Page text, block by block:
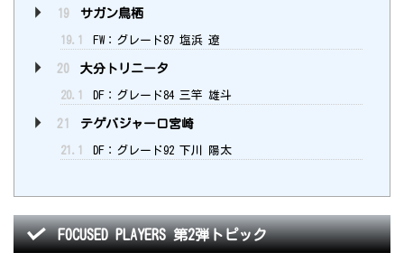
19 サガン鳥栖
19.1 FW：グレード87 塩浜 遼
20 大分トリニータ
20.1 DF：グレード84 三竿 雄斗
21 テゲバジャーロ宮崎
21.1 DF：グレード92 下川 陽太
FOCUSED PLAYERS 第2弾トピック